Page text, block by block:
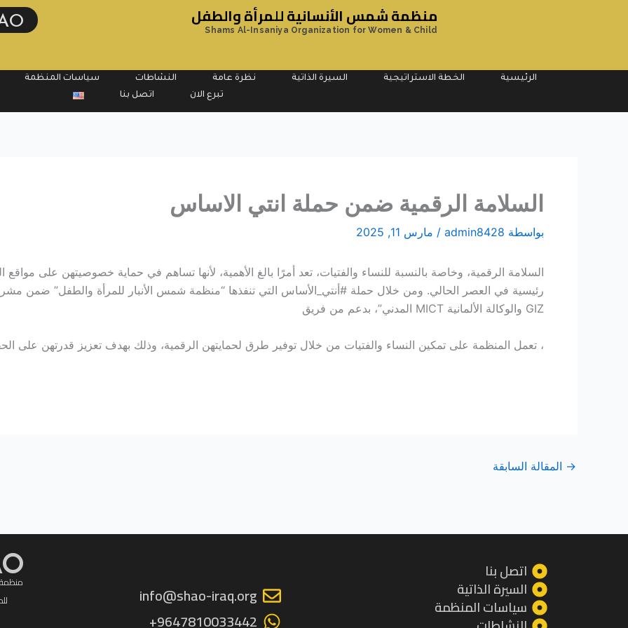
منظمة شمس الأنسانية للمرأة والطفل
Shams Al-Insaniya Organization for Women & Child
الرئيسية الخطة الاستراتيجية السيرة الذاتية نظرة عامة النشاطات سياسات المنظمة
تبرع الان
اتصل بنا
السلامة الرقمية ضمن حملة انتي الاساس
بواسطة admin8428
/ مارس 11, 2025
السلامة الرقمية، وخاصة بالنسبة للنساء والفتيات، تعد أمرًا بالغ الأهمية، لأنها تساهم في حماية خصوصيتهن على
رئيسية في العصر الحالي. ومن خلال حملة #أنتي_الأساس التي تنفذها “منظمة شمس الأنبار للمرأة والطفل” ضمن
GIZ والوكالة الألمانية MICT المدني”، بدعم من فريق
، تعمل المنظمة على تمكين النساء والفتيات من خلال توفير طرق لحمايتهن الرقمية، وذلك بهدف تعزيز قدرتهن على
→ المقالة السابقة
اتصل بنا
السيرة الذاتية
سياسات المنظمة
info@shao-iraq.org
9647810033442+